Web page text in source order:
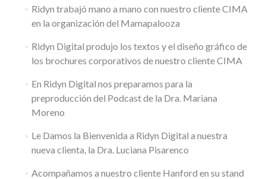
Ridyn trabajó mano a mano con nuestro cliente CIMA
en la organización del Mamapalooza
Ridyn Digital produjo los textos y el diseño gráfico de
los brochures corporativos de nuestro cliente CIMA
En Ridyn Digital nos preparamos para la
preproducción del Podcast de la Dra. Mariana
Moreno
Le Damos la Bienvenida a Ridyn Digital a nuestra
nueva clienta, la Dra. Luciana Pisarenco
Acompañamos a nuestro cliente Hanford en su stand